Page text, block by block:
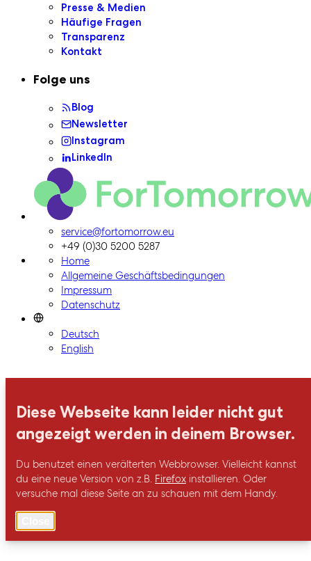
Presse & Medien
Häufige Fragen
Transparenz
Kontakt
Folge uns
Blog
Newsletter
Instagram
LinkedIn
ForTomorrow-Logo, zur Homepage
service@fortomorrow.eu
+49 (0)30 5200 5287
Home
Allgemeine Geschäftsbedingungen
Impressum
Datenschutz
Deutsch
English
Diese Webseite kann leider nicht gut
angezeigt werden in deinem Browser.
Du benutzet einen verälterten Webbrowser. Vielleicht kannst
du eine neue Version von z.B. Firefox installieren. Oder
versuche mal diese Seite an zu schauen mit dem Handy.